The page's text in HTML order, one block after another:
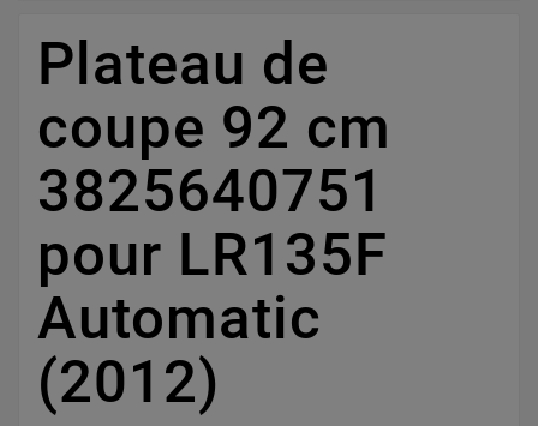
Plateau de
coupe 92 cm
3825640751
pour LR135F
Automatic
(2012)